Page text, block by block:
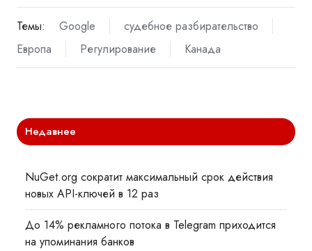
Темы: Google
судебное разбирательство
Европа
Регулирование Канада
Недавнее
NuGet.org сократит максимальный срок действия
новых API-ключей в 12 раз
До 14% рекламного потока в Telegram приходится
на упоминания банков